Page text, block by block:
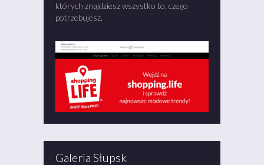
których znajdziesz wszystko to, czego
potrzebujesz.
Galeria Słupsk